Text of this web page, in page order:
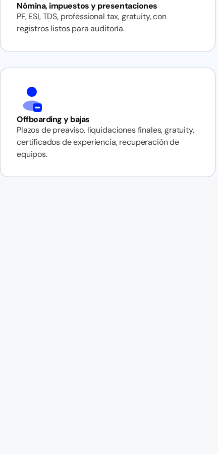
Nómina, impuestos y presentaciones
PF, ESI, TDS, professional tax, gratuity, con
registros listos para auditoría.
Offboarding y bajas
Plazos de preaviso, liquidaciones finales, gratuity,
certificados de experiencia, recuperación de
equipos.